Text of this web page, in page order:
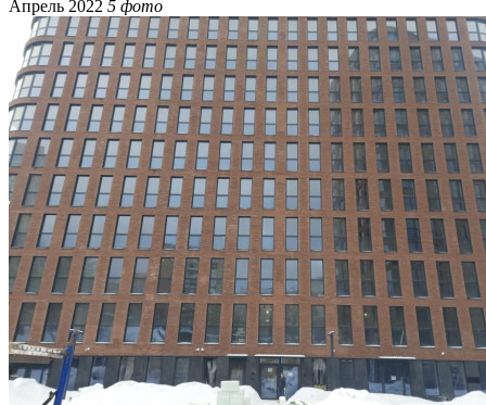
Апрель 2022 5 фото